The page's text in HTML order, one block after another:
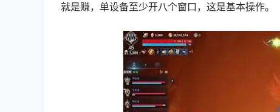
就是赚，单设备至少开八个窗口，这是基本操作。